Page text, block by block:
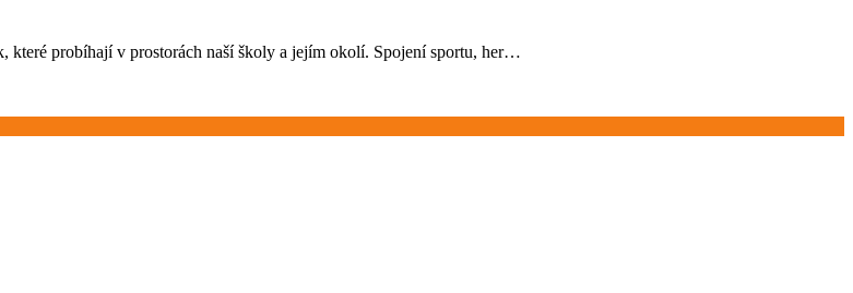
které probíhají v prostorách naší školy a jejím okolí. Spojení sportu, her…